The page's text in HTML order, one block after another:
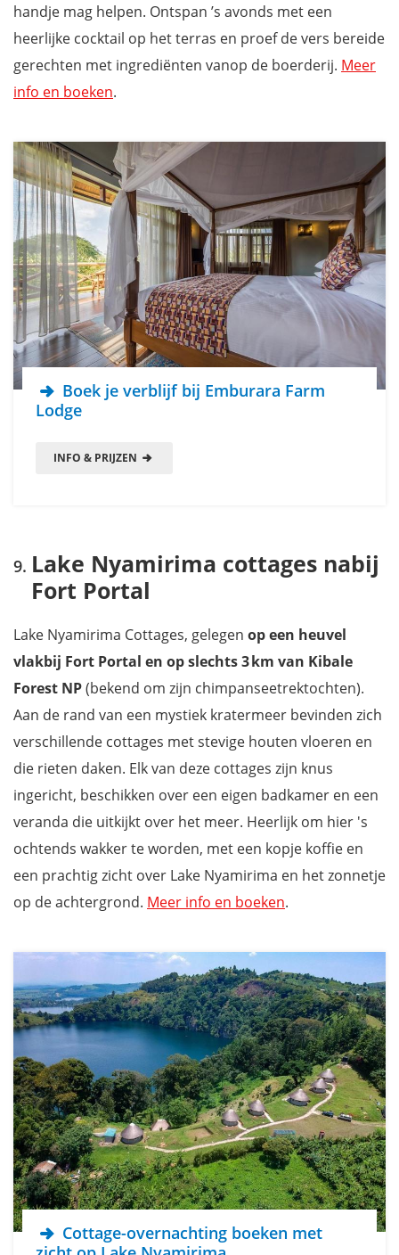
handje mag helpen. Ontspan ’s avonds met een
heerlijke cocktail op het terras en proef de vers bereide
gerechten met ingrediënten vanop de boerderij. Meer
info en boeken.
Boek je verblijf bij Emburara Farm
Lodge
INFO & PRIJZEN
Lake Nyamirima cottages nabij
Fort Portal
Lake Nyamirima Cottages, gelegen op een heuvel
vlakbij Fort Portal en op slechts 3 km van Kibale
Forest NP(bekend om zijn chimpanseetrektochten).
Aan de rand van een mystiek kratermeer bevinden zich
verschillende cottages met stevige houten vloeren en
die rieten daken. Elk van deze cottages zijn knus
ingericht, beschikken over een eigen badkamer en een
veranda die uitkijkt over het meer. Heerlijk om hier 's
ochtends wakker te worden, met een kopje koffie en
een prachtig zicht over Lake Nyamirima en het zonnetje
op de achtergrond. Meer info en boeken.
Cottage-overnachting boeken met